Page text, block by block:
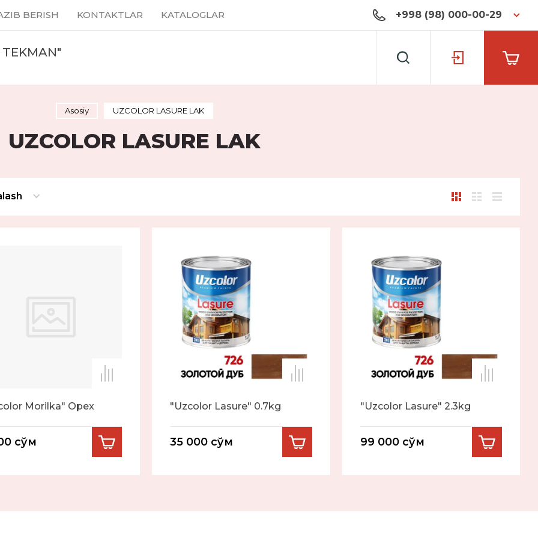
BERISH KONTAKTLAR KATALOGLAR +998 (98) 000-00-29
Asosiy UZCOLOR LASURE LAK
UZCOLOR LASURE LAK
Morilka" Opex
сўм
"Uzcolor Lasure" 0.7kg
35 000 сўм
"Uzcolor Lasure" 2.3kg
99 000сўм